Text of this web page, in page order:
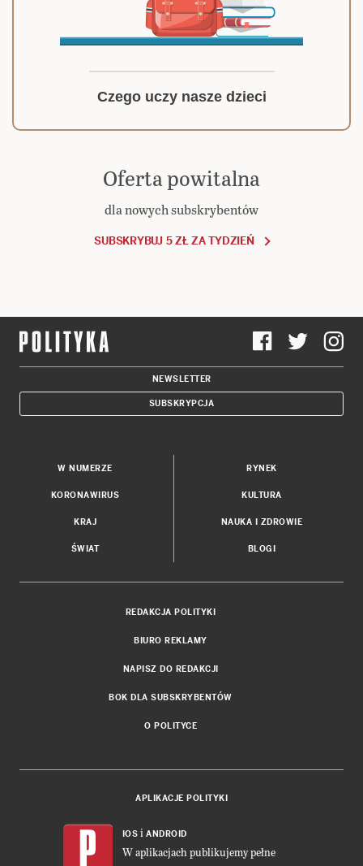
Czego uczy nasze dzieci
Oferta powitalna
dla nowych subskrybentów
SUBSKRYBUJ 5 ZŁ ZA TYDZIEŃ
NEWSLETTER
SUBSKRYPCJA
W NUMERZE
KORONAWIRUS
KRAJ
ŚWIAT
RYNEK
KULTURA
NAUKA I ZDROWIE
BLOGI
REDAKCJA POLITYKI
BIURO REKLAMY
NAPISZ DO REDAKCJI
BOK DLA SUBSKRYBENTÓW
O POLITYCE
APLIKACJE POLITYKI
IOS i ANDROID
W aplikacjach publikujemy pełne